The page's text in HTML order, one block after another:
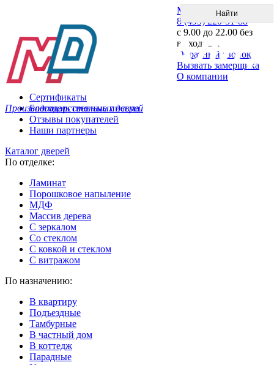
Производитель стальных дверей
Меню
8 (495) 220-51-88
с 9.00 до 22.00 без
выходных
Обратный звонок
Вызвать замерщика
О компании
Сертификаты
Благодарственные письма
Отзывы покупателей
Наши партнеры
Каталог дверей
По отделке:
Ламинат
Порошковое напыление
МДФ
Массив дерева
С зеркалом
Со стеклом
С ковкой и стеклом
С витражом
По назначению:
В квартиру
Подъездные
Тамбурные
В частный дом
В коттедж
Парадные